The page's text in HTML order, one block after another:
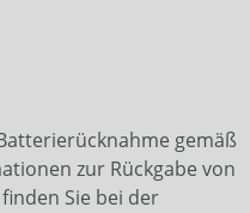
gemäß
zur Rückgabe von
finden Sie bei der